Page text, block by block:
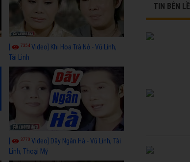
[ 7354Video] Khi Hoa Trà Nở - Vũ Linh,
Tài Linh
3770 Video] Dãy Ngân Hà - Vũ Linh, Tài
Linh, Thoại Mỹ
TIN BÊN LỀ